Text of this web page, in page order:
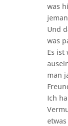
was
Und
was
Es ist
man
Ich